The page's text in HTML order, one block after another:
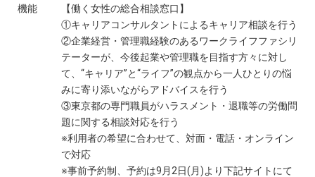
機能
【働く女性の総合相談窓口】
①キャリアコンサルタントによるキャリア相談を行う
②企業経営・管理職経験のあるワークライフファシリ
テーターが、今後起業や管理職を目指す方々に対し
て、“キャリア”と“ライフ”の観点から一人ひとりの悩
みに寄り添いながらアドバイスを行う
③東京都の専門職員がハラスメント・退職等の労働問
題に関する相談対応を行う
※利用者の希望に合わせて、対面・電話・オンライン
で対応
※事前予約制、予約は9月2日(月)より下記サイトにて